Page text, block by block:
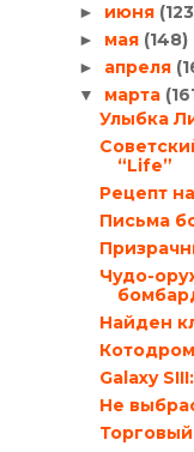
► июня
► мая (148)
► апреля
▼ марта
Улыбка
“Life”
Рецепт
Письма
Чудо-
Найден
Galaxy
Не
Торговый